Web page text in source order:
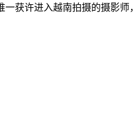
一获许进入越南拍摄的摄影师